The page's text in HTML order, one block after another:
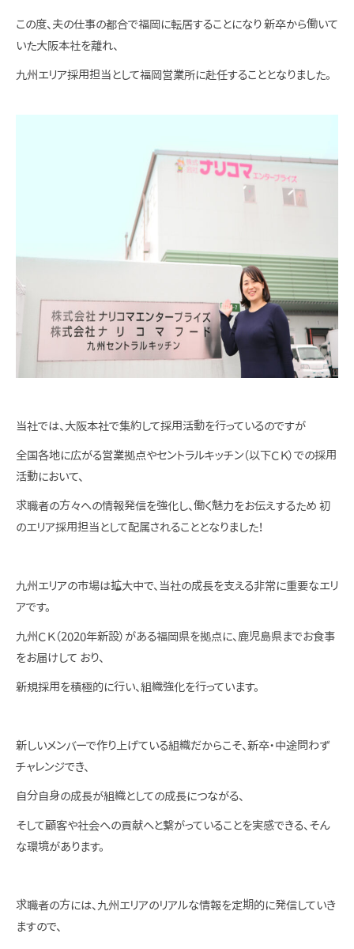
この度、夫の仕事の都合で福岡に転居することになり 新卒から働いて
いた大阪本社を離れ、
九州エリア採用担当として福岡営業所に赴任することとなりました。
当社では、大阪本社で集約して採用活動を行っているのですが
全国各地に広がる営業拠点やセントラルキッチン（以下ＣＫ）での採用
活動において、
求職者の方々への情報発信を強化し、働く魅力をお伝えするため 初
のエリア採用担当として配属されることとなりました！
九州エリアの市場は拡大中で、当社の成長を支える非常に重要なエリ
アです。
九州ＣＫ（2020年新設）がある福岡県を拠点に、鹿児島県までお食事
をお届けして おり、
新規採用を積極的に行い、組織強化を行っています。
新しいメンバーで作り上げている組織だからこそ、新卒・中途問わず
チャレンジでき、
自分自身の成長が組織としての成長につながる、
そして顧客や社会への貢献へと繋がっていることを実感できる、そん
な環境があります。
求職者の方には、九州エリアのリアルな情報を定期的に発信していき
ますので、